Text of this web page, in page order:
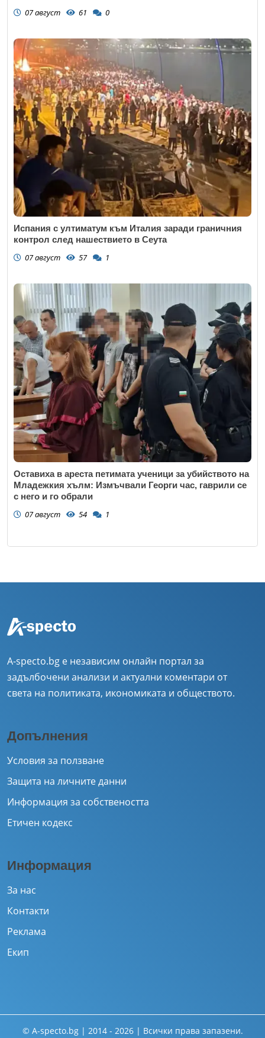
07 август 61 0
Испания с ултиматум към Италия заради граничния
контрол след нашествието в Сеута
07 август 57 1
Оставиха в ареста петимата ученици за убийството на
Младежкия хълм: Измъчвали Георги час, гаврили се
с него и го обрали
07 август 54 1
A-specto.bg е независим онлайн портал за
задълбочени анализи и актуални коментари от
света на политиката, икономиката и обществото.
Допълнения
Условия за ползване
Защита на личните данни
Информация за собствеността
Етичен кодекс
Информация
За нас
Контакти
Реклама
Екип
© A-specto.bg | 2014 - 2026 | Всички права запазени.